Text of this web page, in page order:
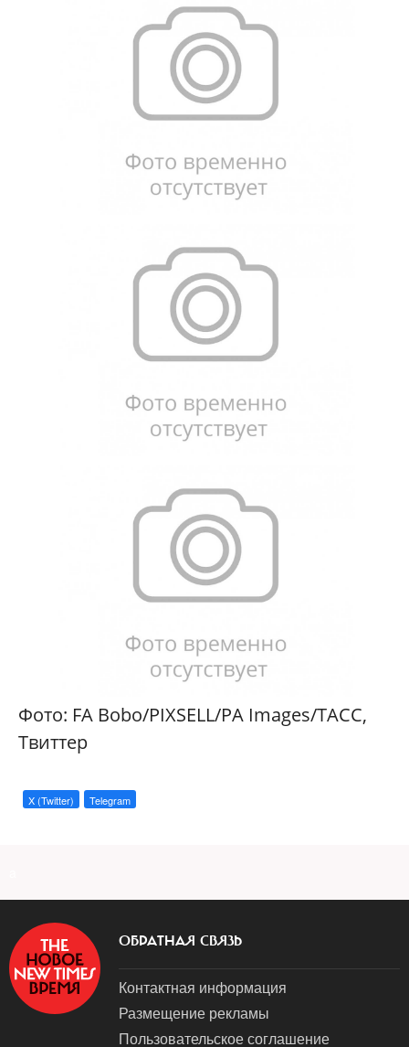
Фото: FA Bobo/PIXSELL/PA Images/ТАСС,
Твиттер
X (Twitter) Telegram
ОБРАТНАЯ СВЯЗЬ
Контактная информация
Размещение рекламы
Пользовательское соглашение